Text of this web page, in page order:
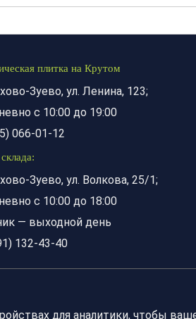
плитка на Крутом
Зуево, ул. Ленина, 123;
с 10:00 до 19:00
066-01-12
Зуево, ул. Волкова, 25/1;
с 10:00 до 18:00
— выходной день
132-43-40
для аналитики, чтобы